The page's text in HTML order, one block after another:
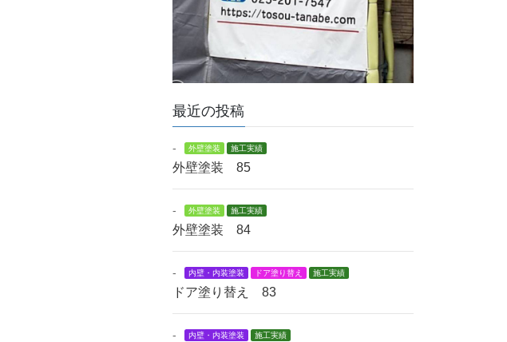
最近の投稿
- 外壁塗装 施工実績
外壁塗装 85
- 外壁塗装 施工実績
外壁塗装 84
- 内壁・内装塗装 ドア塗り替え 施工実績
ドア塗り替え 83
- 内壁・内装塗装 施工実績